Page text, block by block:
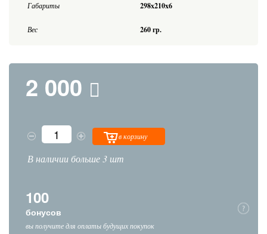
Габариты 298x210x6
Вес 260 гр.
2 000
в корзину
В наличии больше 3 шт
100
бонусов
вы получите для оплаты будущих покупок